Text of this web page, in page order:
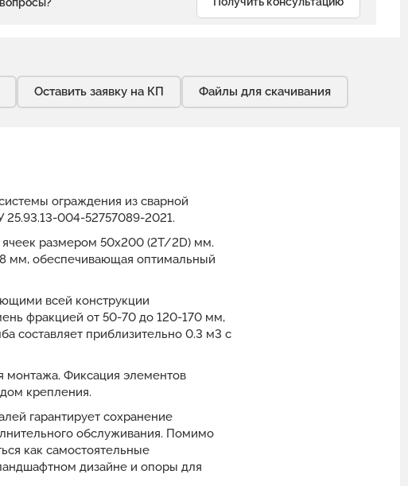
Оставить заявку на КП Файлы для скачивания
ограждения из сварной
25.93.13-004-52757089-2021.
ячеек размером 50x200 (2Т/2D) мм.
мм, обеспечивающая оптимальный
всей конструкции
фракцией от 50-70 до 120-170 мм,
составляет приблизительно 0.3 м3 с
монтажа. Фиксация элементов
крепления.
гарантирует сохранение
обслуживания. Помимо
как самостоятельные
дизайне и опоры для